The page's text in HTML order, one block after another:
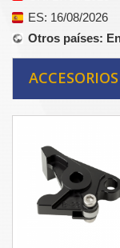
ES: 16/08/2026
Otros países:
ACCESORIOS